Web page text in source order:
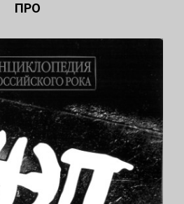
ПРО